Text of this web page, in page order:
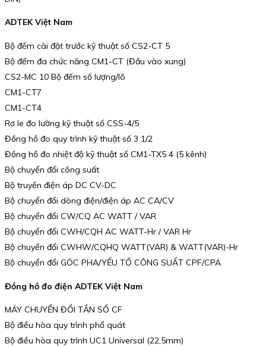
ADTEK Việt Nam
Bộ đếm cài đặt trước kỹ thuật số CS2-CT 5
Bộ đếm đa chức năng CM1-CT (Đầu vào xung)
CS2-MC 10 Bộ đếm số lượng/lô
CM1-CT7
CM1-CT4
Rơ le đo lường kỹ thuật số CSS-4/5
Đồng hồ đo quy trình kỹ thuật số 3 1/2
Đồng hồ đo nhiệt độ kỹ thuật số CM1-TX5 4 (5 kênh)
Bộ chuyển đổi công suất
Bộ truyền điện áp DC CV-DC
Bộ chuyển đổi dòng điện/điện áp AC CA/CV
Bộ chuyển đổi CW/CQ AC WATT / VAR
Bộ chuyển đổi CWH/CQH AC WATT-Hr / VAR Hr
Bộ chuyển đổi CWHW/CQHQ WATT(VAR) & WATT(VAR)-Hr
Bộ chuyển đổi GÓC PHA/YẾU TỐ CÔNG SUẤT CPF/CPA
Đồng hồ đo điện ADTEK Việt Nam
MÁY CHUYỂN ĐỔI TẦN SỐ CF
Bộ điều hòa quy trình phổ quát
Bộ điều hòa quy trình UC1 Universal (22,5mm)